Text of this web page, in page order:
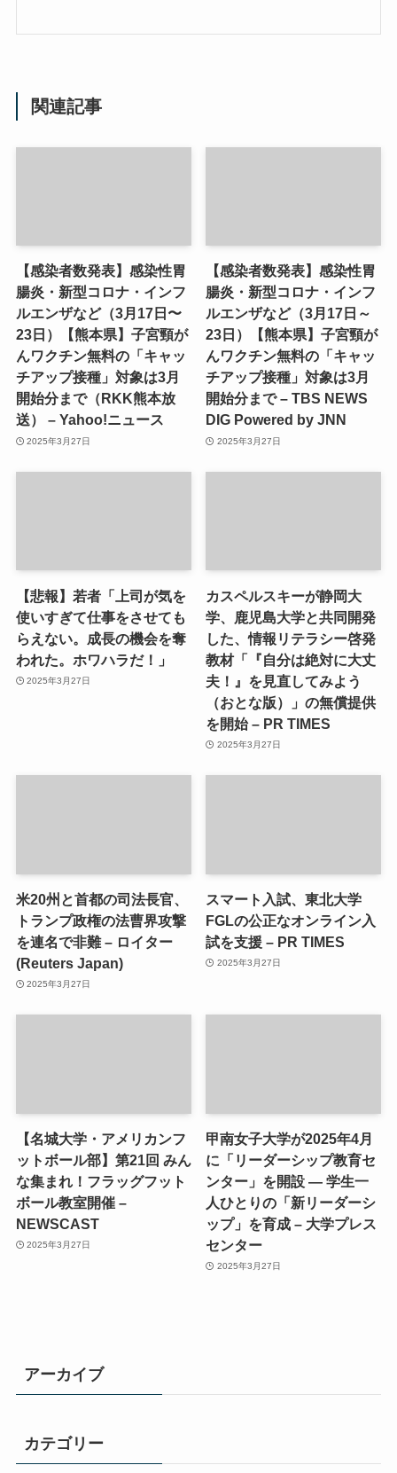
関連記事
【感染者数発表】感染性胃
腸炎・新型コロナ・インフ
ルエンザなど（3月17日〜
23日）【熊本県】子宮頸が
んワクチン無料の「キャッ
チアップ接種」対象は3月
開始分まで（RKK熊本放
送） – Yahoo!ニュース
2025年3月27日
【感染者数発表】感染性胃
腸炎・新型コロナ・インフ
ルエンザなど（3月17日～
23日）【熊本県】子宮頸が
んワクチン無料の「キャッ
チアップ接種」対象は3月
開始分まで – TBS NEWS
DIG Powered by JNN
2025年3月27日
【悲報】若者「上司が気を
使いすぎて仕事をさせても
らえない。成長の機会を奪
われた。ホワハラだ！」
2025年3月27日
カスペルスキーが静岡大
学、鹿児島大学と共同開発
した、情報リテラシー啓発
教材「『自分は絶対に大丈
夫！』を見直してみよう
（おとな版）」の無償提供
を開始 – PR TIMES
2025年3月27日
米20州と首都の司法長官、
トランプ政権の法曹界攻撃
を連名で非難 – ロイター
(Reuters Japan)
2025年3月27日
スマート入試、東北大学
FGLの公正なオンライン入
試を支援 – PR TIMES
2025年3月27日
【名城大学・アメリカンフ
ットボール部】第21回 みん
な集まれ！フラッグフット
ボール教室開催 –
NEWSCAST
2025年3月27日
甲南女子大学が2025年4月
に「リーダーシップ教育セ
ンター」を開設 ― 学生一
人ひとりの「新リーダーシ
ップ」を育成 – 大学プレス
センター
2025年3月27日
アーカイブ
カテゴリー